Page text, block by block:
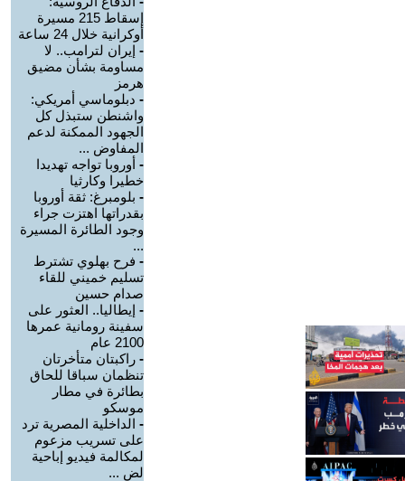
إسقاط 215 مسيرة
أوكرانية خلال 24 ساعة
- إيران لترامب.. لا
مساومة بشأن مضيق
هرمز
- دبلوماسي أمريكي:
واشنطن ستبذل كل
الجهود الممكنة لدعم
المفاوض ...
- أوروبا تواجه تهديدا
خطيرا وكارثيا
- بلومبرغ: ثقة أوروبا
بقدراتها اهتزت جراء
وجود الطائرة المسيرة
...
- فرح بهلوي تشترط
تسليم خميني للقاء
صدام حسين
- إيطاليا.. العثور على
سفينة رومانية عمرها
2100 عام
- راكبتان متأخرتان
تنظمان سباقا للحاق
بطائرة في مطار
موسكو
- الداخلية المصرية ترد
على تسريب مزعوم
لمكالمة فيديو إباحية
لض ...